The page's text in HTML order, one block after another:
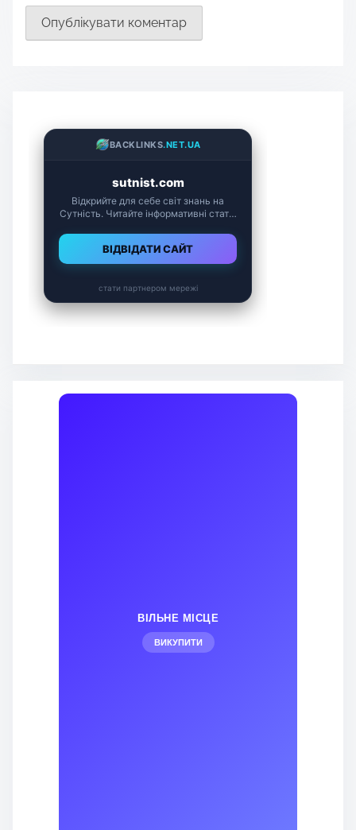
ВІЛЬНЕ МІСЦЕ
ВИКУПИТИ